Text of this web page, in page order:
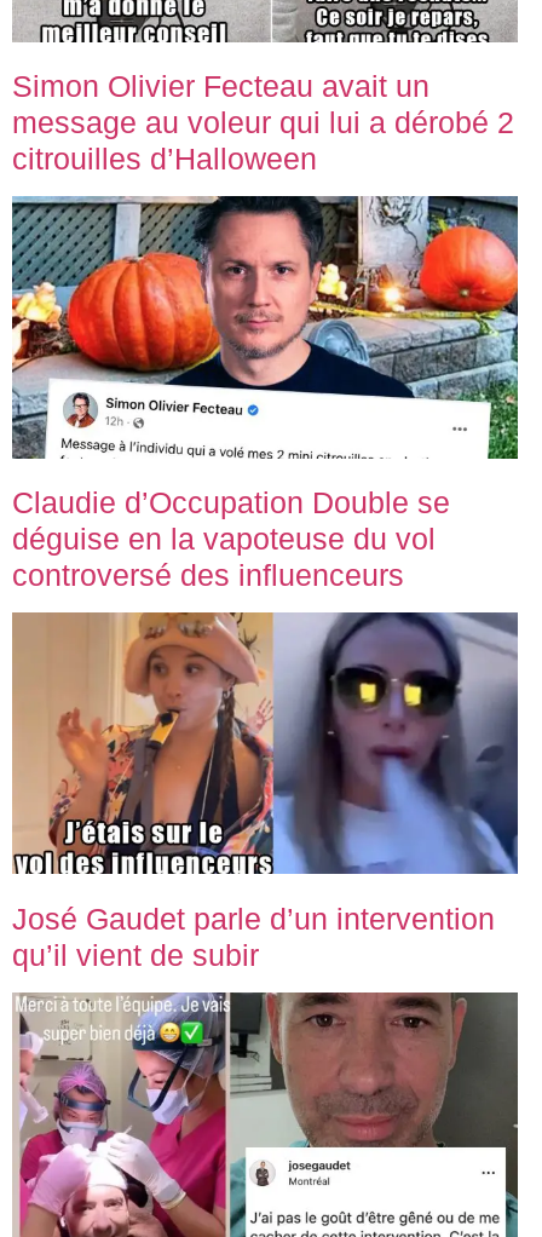
Simon Olivier Fecteau avait un
message au voleur qui lui a dérobé 2
citrouilles d’Halloween
Claudie d’Occupation Double se
déguise en la vapoteuse du vol
controversé des influenceurs
José Gaudet parle d’un intervention
qu’il vient de subir